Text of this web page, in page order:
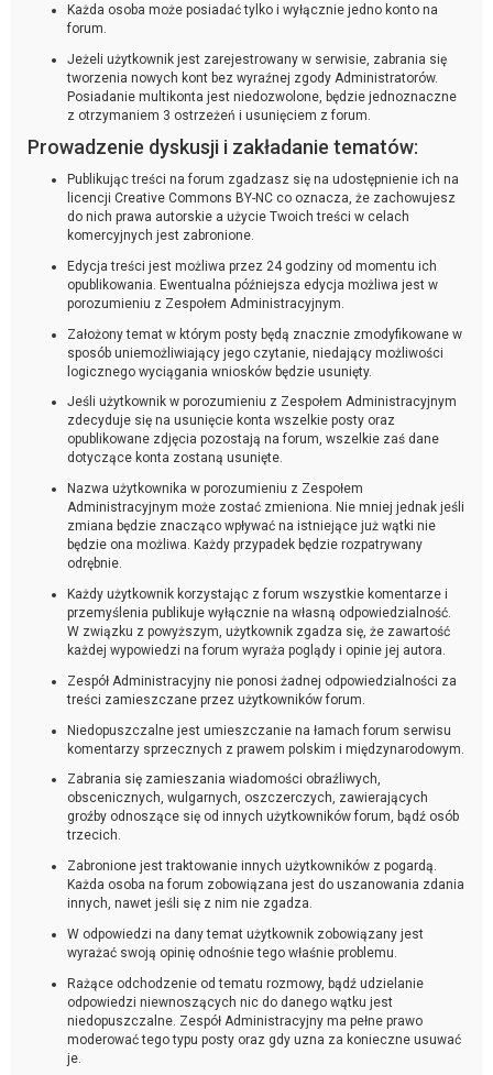
Każda osoba może posiadać tylko i wyłącznie jedno konto na
forum.
Jeżeli użytkownik jest zarejestrowany w serwisie, zabrania się
tworzenia nowych kont bez wyraźnej zgody Administratorów.
Posiadanie multikonta jest niedozwolone, będzie jednoznaczne
z otrzymaniem 3 ostrzeżeń i usunięciem z forum.
Prowadzenie dyskusji i zakładanie tematów:
Publikując treści na forum zgadzasz się na udostępnienie ich na
licencji Creative Commons BY-NC co oznacza, że zachowujesz
do nich prawa autorskie a użycie Twoich treści w celach
komercyjnych jest zabronione.
Edycja treści jest możliwa przez 24 godziny od momentu ich
opublikowania. Ewentualna późniejsza edycja możliwa jest w
porozumieniu z Zespołem Administracyjnym.
Założony temat w którym posty będą znacznie zmodyfikowane w
sposób uniemożliwiający jego czytanie, niedający możliwości
logicznego wyciągania wniosków będzie usunięty.
Jeśli użytkownik w porozumieniu z Zespołem Administracyjnym
zdecyduje się na usunięcie konta wszelkie posty oraz
opublikowane zdjęcia pozostają na forum, wszelkie zaś dane
dotyczące konta zostaną usunięte.
Nazwa użytkownika w porozumieniu z Zespołem
Administracyjnym może zostać zmieniona. Nie mniej jednak jeśli
zmiana będzie znacząco wpływać na istniejące już wątki nie
będzie ona możliwa. Każdy przypadek będzie rozpatrywany
odrębnie.
Każdy użytkownik korzystając z forum wszystkie komentarze i
przemyślenia publikuje wyłącznie na własną odpowiedzialność.
W związku z powyższym, użytkownik zgadza się, że zawartość
każdej wypowiedzi na forum wyraża poglądy i opinie jej autora.
Zespół Administracyjny nie ponosi żadnej odpowiedzialności za
treści zamieszczane przez użytkowników forum.
Niedopuszczalne jest umieszczanie na łamach forum serwisu
komentarzy sprzecznych z prawem polskim i międzynarodowym.
Zabrania się zamieszania wiadomości obraźliwych,
obscenicznych, wulgarnych, oszczerczych, zawierających
groźby odnoszące się od innych użytkowników forum, bądź osób
trzecich.
Zabronione jest traktowanie innych użytkowników z pogardą.
Każda osoba na forum zobowiązana jest do uszanowania zdania
innych, nawet jeśli się z nim nie zgadza.
W odpowiedzi na dany temat użytkownik zobowiązany jest
wyrażać swoją opinię odnośnie tego właśnie problemu.
Rażące odchodzenie od tematu rozmowy, bądź udzielanie
odpowiedzi niewnoszących nic do danego wątku jest
niedopuszczalne. Zespół Administracyjny ma pełne prawo
moderować tego typu posty oraz gdy uzna za konieczne usuwać
je.